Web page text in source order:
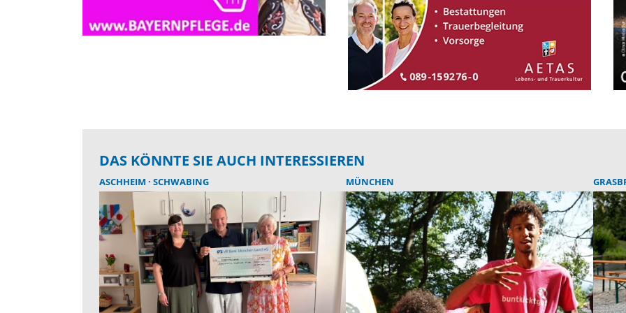
DAS KÖNNTE SIE AUCH INTERESSIEREN
ASCHHEIM SCHWABING MÜNCHEN